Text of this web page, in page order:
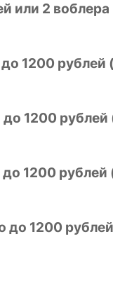
или 2
1200 рублей
1200
1200
1200